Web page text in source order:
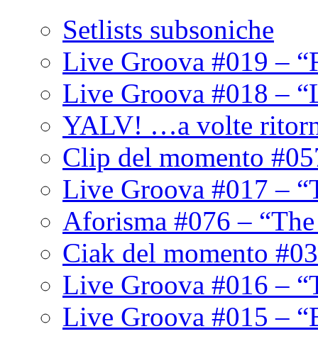
Setlists subsoniche
Live Groova #019 –
Live Groova #018 –
YALV! …a volte
Clip del momento
Live Groova #017 –
Aforisma #076 –
Ciak del momento
Live Groova #016 –
Live Groova #015 –